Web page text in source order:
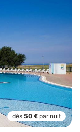
dès 50 € par nuit